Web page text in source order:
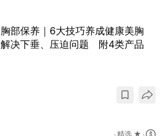
胸部保养｜6大技巧养成健康美胸
解决下垂、压迫问题 附4类产品
精选 ★